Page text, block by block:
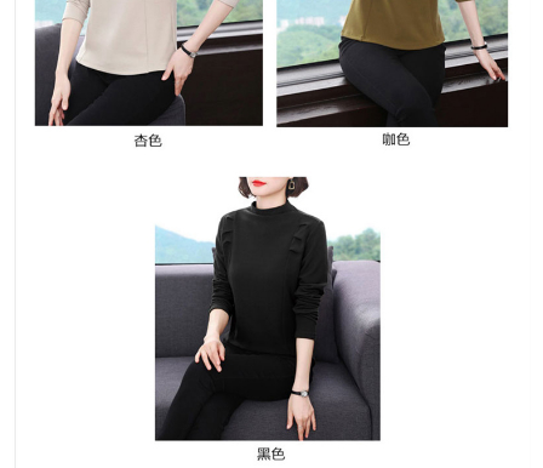
時審查核予不同之上限額度；若仍有額度不足之情形，本公司將視審查結果
請求用戶進行身份認證。
５．嚴禁一人註冊多個帳號或使用他人資訊註冊。若發現惡意使用之情形，
恩沛科技股份有限公司將有權停止該用戶之使用額度並採取法律行動。
離島-郵局寄送
每筆NT$90，滿NT$699(含以上)免運費
國家/地區配送 查看運費